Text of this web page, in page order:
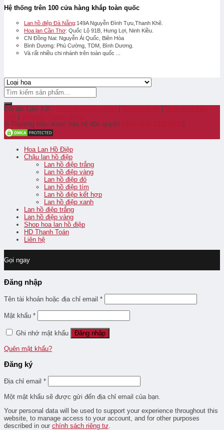
Hệ thống trên 100 cửa hàng khắp toàn quốc
Lan hồ điệp Đà Nẵng:149A Nguyễn Đình Tựu,Thanh Khê.
Hoa lan Cần Thơ: Quốc Lộ 91B, Hưng Lợi, Ninh Kiều.
CN Đồng Nai: Nguyễn Ái Quốc, Biên Hòa
Bình Dương: Phú Cường, TDM, Bình Dương.
Và rất nhiều chi nhánh trên toàn quốc ...
Đối tác Liên Kết :
© Thương hiệu được bảo hộ độc quyền
Hoa Lan Hồ Điệp
Chậu lan hồ điệp
Lan hồ điệp trắng
Lan hồ điệp vàng
Lan hồ điệp đỏ
Lan hồ điệp tím
Lan hồ điệp kết hợp
Lan hồ điệp xanh
Lan hồ điệp trắng
Lan hồ điệp vàng
Shop hoa lan hồ điệp
HD Thanh Toán
Liên hệ
Gọi ngay
Đăng nhập
Tên tài khoản hoặc địa chỉ email *
Mật khẩu *
Ghi nhớ mật khẩu Đăng nhập
Quên mật khẩu?
Đăng ký
Địa chỉ email *
Một mật khẩu sẽ được gửi đến địa chỉ email của bạn.
Your personal data will be used to support your experience throughout this
website, to manage access to your account, and for other purposes
described in our chính sách riêng tư